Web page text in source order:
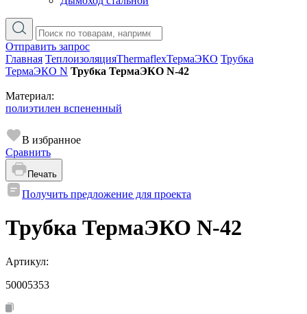
Отправить запрос
Главная ТеплоизоляцияThermaflexТермаЭКО Трубка
ТермаЭКО N Трубка ТермаЭКО N-42
Материал:
полиэтилен вспененный
В избранное
Сравнить
Печать
Получить предложение для проекта
Трубка ТермаЭКО N-42
Артикул:
50005353